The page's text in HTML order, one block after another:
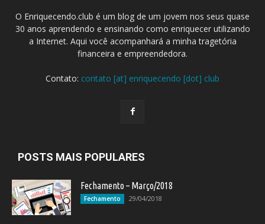
O Enriquecendo.club é um blog de um jovem nos seus quase
30 anos aprendendo e ensinando como enriquecer utilizando
a Internet. Aqui você acompanhará a minha tragetória
financeira e empreendedora.
Contato: contato [at] enriquecendo [dot] club
POSTS MAIS POPULARES
Fechamento – Março/2018
Fechamento 29/04/2018